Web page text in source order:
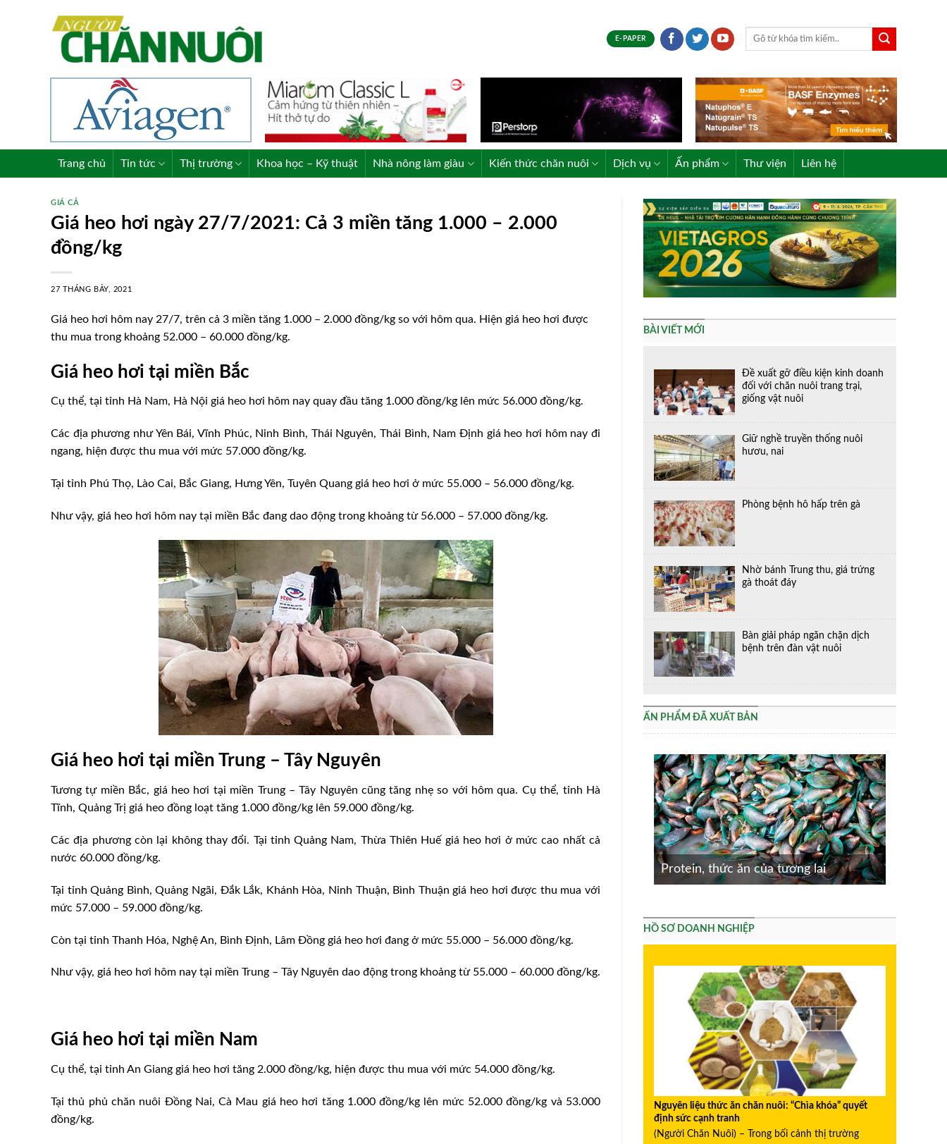
E-PAPER
Trang chủ Tin tức Thị trường Khoa học – Kỹ thuật Nhà nông làm giàu Kiến thức chăn nuôi Dịch vụ Ấn phẩm Thư viện Liên hệ
GIÁ CẢ
Giá heo hơi ngày 27/7/2021: Cả 3 miền tăng 1.000 – 2.000
đồng/kg
27 THÁNG BẢY, 2021
Giá heo hơi hôm nay 27/7, trên cả 3 miền tăng 1.000 – 2.000 đồng/kg so với hôm qua. Hiện giá heo hơi được
thu mua trong khoảng 52.000 – 60.000 đồng/kg.
Giá heo hơi tại miền Bắc
Cụ thể, tại tỉnh Hà Nam, Hà Nội giá heo hơi hôm nay quay đầu tăng 1.000 đồng/kg lên mức 56.000 đồng/kg.
Các địa phương như Yên Bái, Vĩnh Phúc, Ninh Bình, Thái Nguyên, Thái Bình, Nam Định giá heo hơi hôm nay đi
ngang, hiện được thu mua với mức 57.000 đồng/kg.
Tại tỉnh Phú Thọ, Lào Cai, Bắc Giang, Hưng Yên, Tuyên Quang giá heo hơi ở mức 55.000 – 56.000 đồng/kg.
Như vậy, giá heo hơi hôm nay tại miền Bắc đang dao động trong khoảng từ 56.000 – 57.000 đồng/kg.
Giá heo hơi tại miền Trung – Tây Nguyên
Tương tự miền Bắc, giá heo hơi tại miền Trung – Tây Nguyên cũng tăng nhẹ so với hôm qua. Cụ thể, tỉnh Hà
Tĩnh, Quảng Trị giá heo đồng loạt tăng 1.000 đồng/kg lên 59.000 đồng/kg.
Các địa phương còn lại không thay đổi. Tại tỉnh Quảng Nam, Thừa Thiên Huế giá heo hơi ở mức cao nhất cả
nước 60.000 đồng/kg.
Tại tỉnh Quảng Bình, Quảng Ngãi, Đắk Lắk, Khánh Hòa, Ninh Thuận, Bình Thuận giá heo hơi được thu mua với
mức 57.000 – 59.000 đồng/kg.
Còn tại tỉnh Thanh Hóa, Nghệ An, Bình Định, Lâm Đồng giá heo hơi đang ở mức 55.000 – 56.000 đồng/kg.
Như vậy, giá heo hơi hôm nay tại miền Trung – Tây Nguyên dao động trong khoảng từ 55.000 – 60.000 đồng/kg.
Giá heo hơi tại miền Nam
Cụ thể, tại tỉnh An Giang giá heo hơi tăng 2.000 đồng/kg, hiện được thu mua với mức 54.000 đồng/kg.
Tại thủ phủ chăn nuôi Đồng Nai, Cà Mau giá heo hơi tăng 1.000 đồng/kg lên mức 52.000 đồng/kg và 53.000
đồng/kg.
BÀI VIẾT MỚI
Đề xuất gỡ điều kiện kinh doanh
đối với chăn nuôi trang trại,
giống vật nuôi
Giữ nghề truyền thống nuôi
hươu, nai
Phòng bệnh hô hấp trên gà
Nhờ bánh Trung thu, giá trứng
gà thoát đáy
Bàn giải pháp ngăn chặn dịch
bệnh trên đàn vật nuôi
ẤN PHẨM ĐÃ XUẤT BẢN
Protein, thức ăn của tương lai
Bình Thuận: Mô hình nuôi dê lai ở
HỒ SƠ DOANH NGHIỆP
Nguyên liệu thức ăn chăn nuôi: “Chìa khóa” quyết
định sức cạnh tranh
(Người Chăn Nuôi) – Trong bối cảnh thị trường